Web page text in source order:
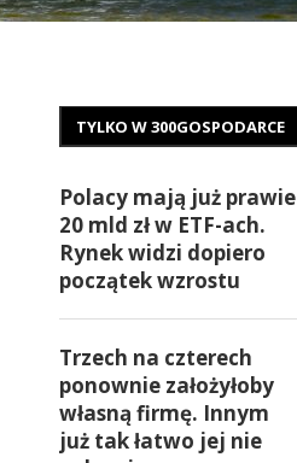
TYLKO W 300GOSPODARCE
Polacy mają już prawie
20 mld zł w ETF-ach.
Rynek widzi dopiero
początek wzrostu
Trzech na czterech
ponownie założyłoby
własną firmę. Innym
już tak łatwo jej nie